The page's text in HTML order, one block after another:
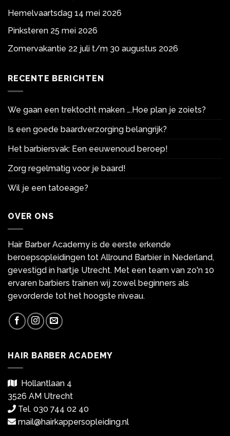
Hemelvaartsdag 14 mei 2026
Pinksteren 25 mei 2026
Zomervakantie 22 juli t/m 30 augustus 2026
RECENTE BERICHTEN
We gaan een trektocht maken ….Hoe plan je zoiets?
Is een goede baardverzorging belangrijk?
Het barbiersvak: Een eeuwenoud beroep!
Zorg regelmatig voor je baard!
Wil je een tatoeage?
OVER ONS
Hair Barber Academy is de eerste erkende
beroepsopleidingen tot Allround Barbier in Nederland,
gevestigd in hartje Utrecht. Met een team van zo'n 10
ervaren barbiers trainen wij zowel beginners als
gevorderde tot het hoogste niveau.
HAIR BARBER ACADEMY
Hollantlaan 4
3526 AM Utrecht
Tel. 030 744 02 40
mail@hairkappersopleiding.nl